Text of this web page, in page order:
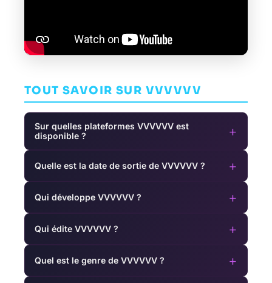
TOUT SAVOIR SUR VVVVVV
Sur quelles plateformes VVVVVV est
disponible ?
+
Quelle est la date de sortie de VVVVVV ? +
Qui développe VVVVVV ? +
Qui édite VVVVVV ? +
Quel est le genre de VVVVVV ? +